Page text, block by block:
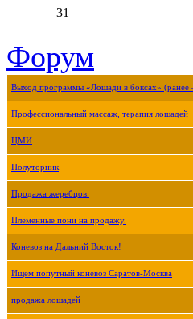
31
Форум
Выход программы «Лошади в боксах»
Профессиональный массаж, терапия лошадей
ЦМИ
Полуторник
Продажа жеребцов.
Племенные пони на продажу.
Коневоз на Дальний Восток!
Ищем попутный коневоз Саратов-Москва
продажа лошадей